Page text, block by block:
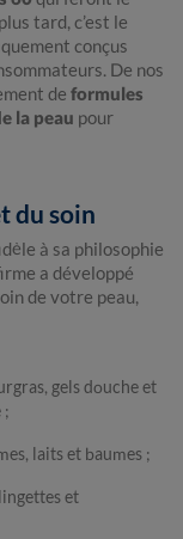
tard, c’est le
conçus
De nos
de formules
la peau pour
du soin
à sa philosophie
a développé
de votre peau,
gels douche et
;
laits et baumes ;
et